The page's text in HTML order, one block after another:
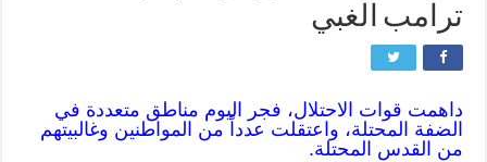
ترامب الغبي
داهمت قوات الاحتلال، فجر اليوم مناطق متعددة في
الضفة المحتلة، واعتقلت عدداً من المواطنين وغالبيتهم
من القدس المحتلة.